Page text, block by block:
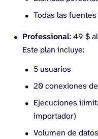
Todas las
Professional: 49 $
Este plan incluye:
5 usuarios
20 conexiones
Ejecuciones
importador)
Volumen de